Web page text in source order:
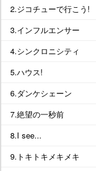
2.ジコチューで行こう!
3.インフルエンサー
4.シンクロニシティ
5.ハウス!
6.ダンケシェーン
7.絶望の一秒前
8.I see...
9.トキトキメキメキ